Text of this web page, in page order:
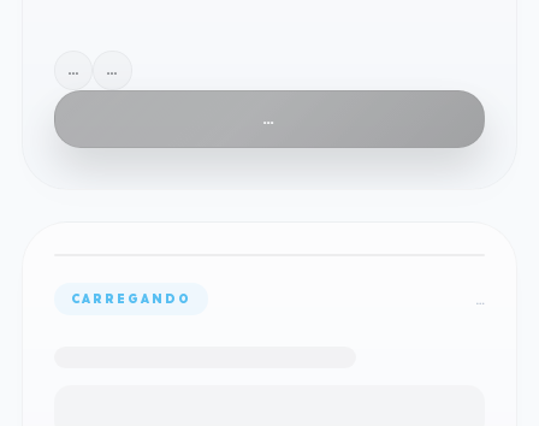
… …
…
CARREGANDO